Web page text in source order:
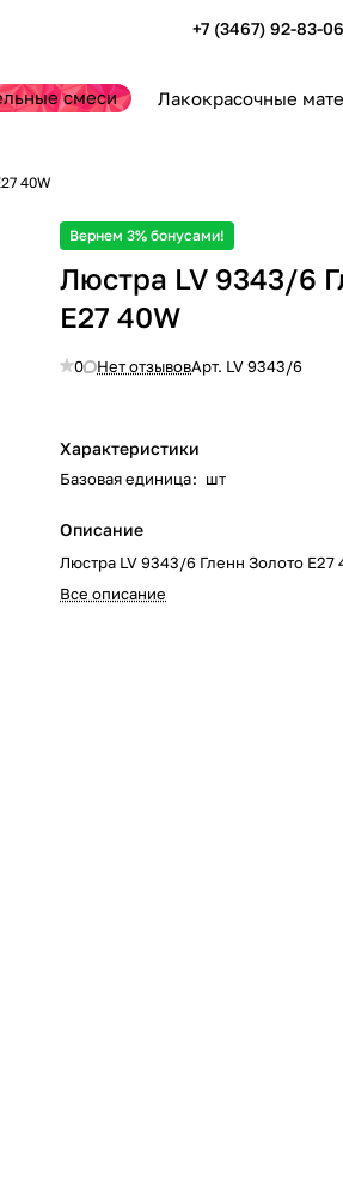
+7 (3467) 92-83-06
смеси Лакокрасочные
40W
Вернем 3% бонусами!
Люстра LV 9343/6
Е27 40W
0 Нет отзывовАрт. LV 9343/6
Характеристики
Базовая единица: шт
Описание
Люстра LV 9343/6 Гленн Золото Е27
Все описание